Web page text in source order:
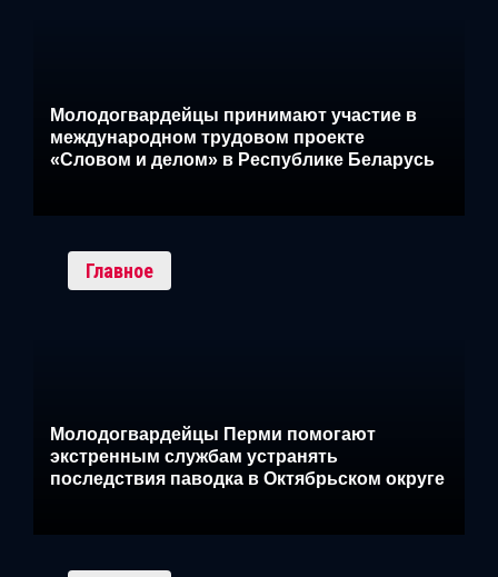
Молодогвардейцы принимают участие в
международном трудовом проекте
«Словом и делом» в Республике Беларусь
Главное
Молодогвардейцы Перми помогают
экстренным службам устранять
последствия паводка в Октябрьском округе